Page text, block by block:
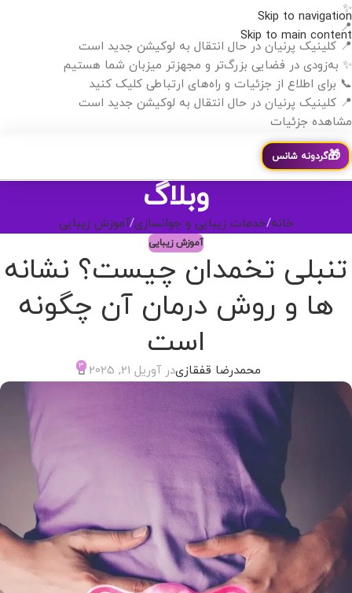
Skip to navigation
Skip to main content
✨
📍
📍 کلینیک پرنیان در حال انتقال به لوکیشن جدید است
✨ به‌زودی در فضایی بزرگ‌تر و مجهزتر میزبان شما هستیم
📞 برای اطلاع از جزئیات و راه‌های ارتباطی کلیک کنید
📍 کلینیک پرنیان در حال انتقال به لوکیشن جدید است
مشاهده جزئیات
🎁گردونه شانس
وبلاگ
خانه خدمات زیبایی و جوانسازی آموزش زیبایی
آموزش زیبایی
تنبلی تخمدان چیست؟ نشانه
ها و روش درمان آن چگونه
است
محمدرضا قفقازیدر آوریل 21, 2025 3